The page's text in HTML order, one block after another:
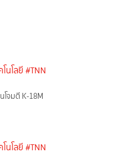
นโลยี #TNN
โจมตี K-18M
นโลยี #TNN